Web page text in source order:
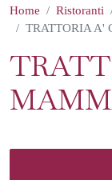
Home Ristoranti
TRATTORIA A'